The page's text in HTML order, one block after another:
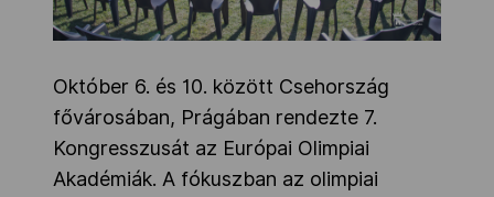
Október 6. és 10. között Csehország
fővárosában, Prágában rendezte 7.
Kongresszusát az Európai Olimpiai
Akadémiák. A fókuszban az olimpiai